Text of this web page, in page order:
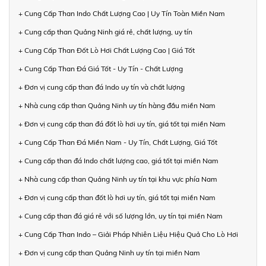
+ Cung Cấp Than Indo Chất Lượng Cao | Uy Tín Toàn Miền Nam
+ Cung cấp than Quảng Ninh giá rẻ, chất lượng, uy tín
+ Cung Cấp Than Đốt Lò Hơi Chất Lượng Cao | Giá Tốt
+ Cung Cấp Than Đá Giá Tốt - Uy Tín - Chất Lượng
+ Đơn vị cung cấp than đá Indo uy tín và chất lượng
+ Nhà cung cấp than Quảng Ninh uy tín hàng đầu miền Nam
+ Đơn vị cung cấp than đá đốt lò hơi uy tín, giá tốt tại miền Nam
+ Cung Cấp Than Đá Miền Nam - Uy Tín, Chất Lượng, Giá Tốt
+ Cung cấp than đá Indo chất lượng cao, giá tốt tại miền Nam
+ Nhà cung cấp than Quảng Ninh uy tín tại khu vực phía Nam
+ Đơn vị cung cấp than đốt lò hơi uy tín, giá tốt tại miền Nam
+ Cung cấp than đá giá rẻ với số lượng lớn, uy tín tại miền Nam
+ Cung Cấp Than Indo – Giải Pháp Nhiên Liệu Hiệu Quả Cho Lò Hơi
+ Đơn vị cung cấp than Quảng Ninh uy tín tại miền Nam